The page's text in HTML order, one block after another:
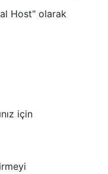
Host" olarak
için